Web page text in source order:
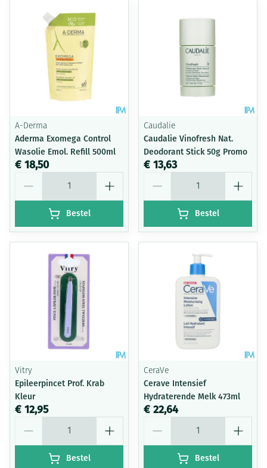
A-Derma
Aderma Exomega Control
Wasolie Emol. Refill 500ml
€ 18,50
Bestel
Caudalie
Caudalie Vinofresh Nat.
Deodorant Stick 50g Promo
€ 13,63
Bestel
Vitry
Epileerpincet Prof. Krab
Kleur
€ 12,95
Bestel
CeraVe
Cerave Intensief
Hydraterende Melk 473ml
€ 22,64
Bestel